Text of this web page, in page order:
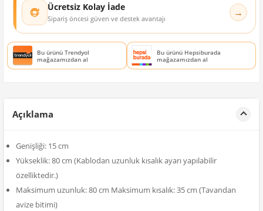
Ücretsiz Kolay İade
Sipariş öncesi güven ve destek avantajı →
Bu ürünü Trendyol
mağazamızdan al
Bu ürünü Hepsiburada
mağazamızdan al
Açıklama
Genişliği: 15 cm
Yükseklik: 80 cm (Kablodan uzunluk kısalık ayarı yapılabilir
özelliktedir.)
Maksimum uzunluk: 80 cm Maksimum kısalık: 35 cm (Tavandan
avize bitimi)